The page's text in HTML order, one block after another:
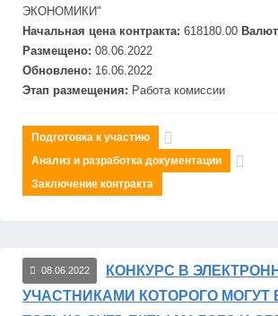
ЭКОНОМИКИ"
Начальная цена контракта: 618180.00
Размещено: 08.06.2022
Обновлено: 16.06.2022
Этап размещения: Работа комиссии
Подготовка к участию
Анализ и разработка документации
Заключение контракта
08.06.2022
КОНКУРС В
УЧАСТНИКАМИ КОТОРОГО МОГУТ